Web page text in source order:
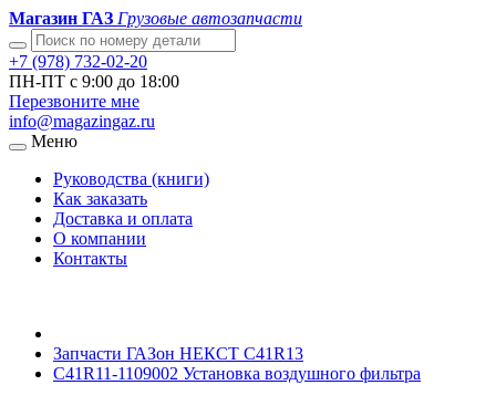
Магазин ГАЗ Грузовые автозапчасти
+7 (978) 732-02-20
ПН-ПТ с 9:00 до 18:00
Перезвоните мне
info@magazingaz.ru
Меню
Руководства (книги)
Как заказать
Доставка и оплата
О компании
Контакты
Запчасти ГАЗон НЕКСТ C41R13
С41R11-1109002 Установка воздушного фильтра